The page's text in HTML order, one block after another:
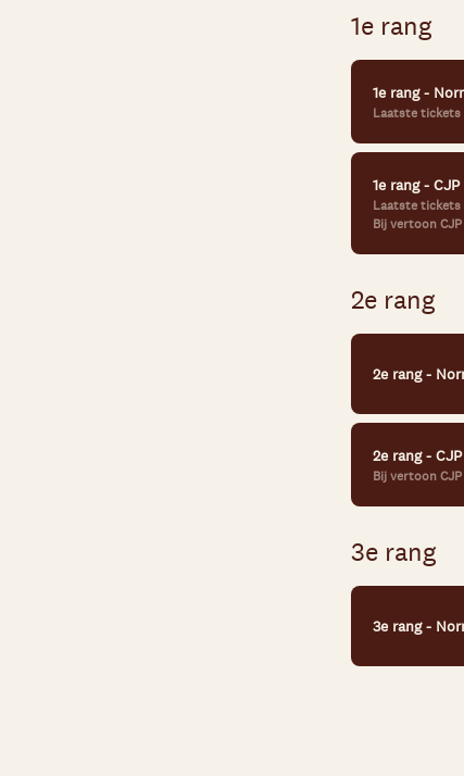
1e rang
1e rang -
Laatste tickets
1e rang - CJP
Laatste tickets
Bij vertoon CJP
2e rang
2e rang -
2e rang - CJP
Bij vertoon CJP
3e rang
3e rang -